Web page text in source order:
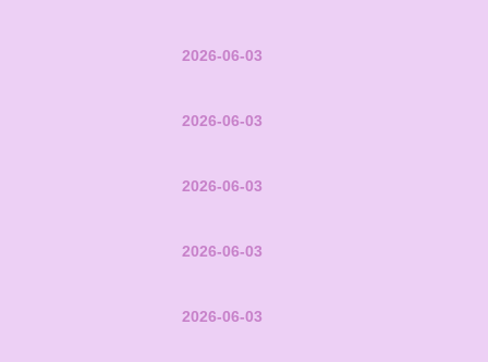
2026-06-03
2026-06-03
2026-06-03
2026-06-03
2026-06-03